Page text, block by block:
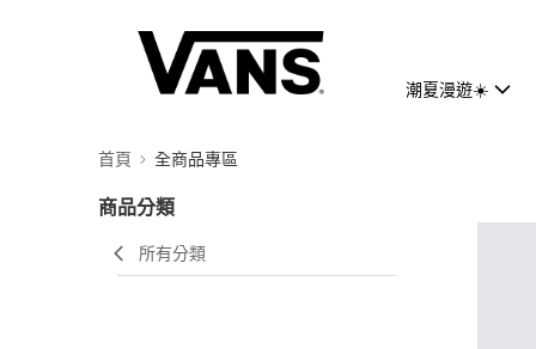
潮夏漫遊☀️
首頁 全商品專區
商品分類
所有分類